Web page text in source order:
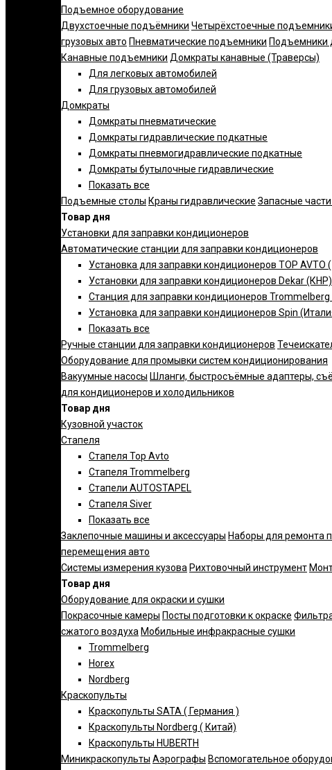
Подъемное оборудование
Двухстоечные подъёмники Четырёхстоечные
грузовых авто Пневматические подъемники Подъемники
Канавные подъемники Домкраты канавные (Траверсы)
Для легковых автомобилей
Для грузовых автомобилей
Домкраты
Домкраты пневматические
Домкраты гидравлические подкатные
Домкраты пневмогидравлические подкатные
Домкраты бутылочные гидравлические
Показать все
Подъемные столы Краны гидравлические Запасные
Товар дня
Установки для заправки кондиционеров
Автоматические станции для заправки кондиционеров
Установка для заправки кондиционеров TOP AVTO
Установки для заправки кондиционеров Dekar (КНР)
Станция для заправки кондиционеров
Установка для заправки кондиционеров Spin
Показать все
Ручные станции для заправки кондиционеров
Оборудование для промывки систем кондиционирования
Вакуумные насосы Шланги, быстросъёмные адаптеры,
для кондиционеров и холодильников
Товар дня
Кузовной участок
Стапеля
Стапеля Top Avto
Стапеля Trommelberg
Стапели AUTOSTAPEL
Стапеля Siver
Показать все
Заклепочные машины и аксессуары Наборы для ремонта
перемещения авто
Системы измерения кузова Рихтовочный инструмент
Товар дня
Оборудование для окраски и сушки
Покрасочные камеры Посты подготовки к окраске
сжатого воздуха Мобильные инфракрасные сушки
Trommelberg
Horex
Nordberg
Краскопульты
Краскопульты SATA ( Германия )
Краскопульты Nordberg ( Китай)
Краскопульты HUBERTH
Миникраскопульты Аэрографы Вспомогательное